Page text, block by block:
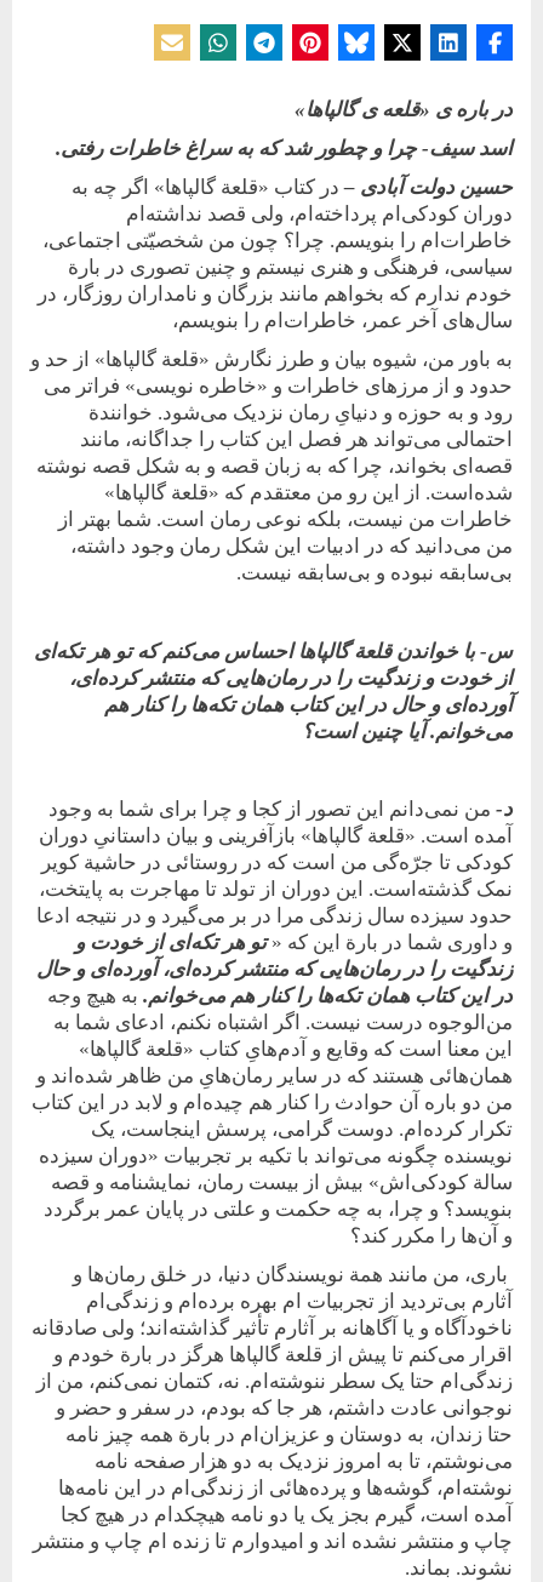
25 مارس 2021
حسین دولت‌آبادی
در باره ی «قلعه ی گالپاها»
اسد سیف- چرا و چطور شد که به سراغ خاطرات رفتی.
حسین دولت آبادی –در کتاب «قلعة گالپاها» اگر چه به
دوران کودکی‌ام پرداخته‌ام، ولی قصد نداشته‌ام
خاطرات‌‌ام را بنویسم. چرا؟ چون من شخصیّتی اجتماعی،
سیاسی، فرهنگی و هنری نیستم و چنین تصوری در بارة
خودم ندارم که بخواهم مانند بزرگان و نامداران روزگار، در
سال‌های آخر عمر، خاطرات‌ام را بنویسم،
به باور من، شیوه بیان و طرز نگارش «قلعة گالپاها» از حد و
حدود و از مرزهای خاطرات و «خاطره نویسی» فراتر می
رود و به حوزه و دنیایِ رمان نزدیک می‌شود. خوانندة
احتمالی می‌تواند هر فصل این کتاب را جداگانه، مانند
قصه‌ای بخواند، چرا که به ‌زبان قصه و به شکل قصه نوشته
شده‌است. از این رو من معتقدم که «قلعة گالپاها»
خاطرات من نیست، بلکه نوعی رمان است. شما بهتر از
من می‌دانید که در ادبیات این ‌شکل رمان‌ وجود داشته،
بی‌سابقه نبوده و بی‌سابقه نیست.
س- با خواندن قلعة گالپاها احساس می‌کنم که تو هر تکه‌ای
از خودت و زندگیت را در رمان‌هایی که منتشر کرده‌ای،
آورده‌ای و حال در این کتاب همان تکه‌ها را کنار هم
می‌خوانم. آیا چنین است؟
د- من نمی‌دانم این تصور از کجا و چرا برای شما به وجود
آمده است. «قلعة گالپاها» باز‌آفرینی و بیان داستانیِ دوران
کودکی تا جرّه‌گی من ‌است که در روستائی در حاشیة کویر
نمک گذشته‌است. این دوران از تولد تا مهاجرت به پایتخت،
حدود سیزده سال زندگی مرا در بر می‌گیرد و در نتیجه ادعا
و داوری شما در بارة این که «تو هر تکه‌ای از خودت و
زندگیت را در رمان‌هایی که منتشر کرده‌ای، آورده‌ای و حال
در این کتاب همان تکه‌ها را کنار هم می‌خوانم. به هیچ وجه
من‌‌الوجوه درست نیست. اگر اشتباه نکنم، ادعای شما به
این معنا است که وقایع و آدم‌هایِ کتاب «قلعة گالپاها»
همان‌هائی هستند که در سایر رمان‌هایِ من ظاهر شده‌اند و
من دو باره آن حوادث را کنار هم چیده‌ام و لابد در این کتاب
تکرار کرده‌ام. دوست گرامی، پرسش اینجاست، یک
نویسنده چگونه می‌تواند با تکیه بر تجربیات «دوران سیزده
سالة کودکی‌اش» بیش از بیست رمان، نمایشنامه و قصه
بنویسد؟ و چرا، به چه حکمت و علتی در پایان عمر برگردد
و آن‌ها را مکرر کند؟
باری، من مانند همة نویسندگان دنیا، در خلق رمان‌ها و
آثارم بی‌تردید از تجربیات ‌ام بهره برده‌ام و زندگی‌ام
ناخودآگاه و یا آگاهانه بر آثارم تأثیر گذاشته‌اند؛ ولی صادقانه
اقرار می‌کنم تا پیش از قلعة گالپاها هرگز در بارة خودم و
زندگی‌‌ام حتا یک سطر ننوشته‌ام. نه، کتمان نمی‌کنم، من از
نوجوانی عادت داشتم، هر جا که بودم، در سفر و حضر و
حتا زندان، به دوستان و عزیزان‌ام در بارة همه چیز نامه
می‌نوشتم، تا به امروز نزدیک به دو هزار صفحه نامه
نوشته‌ام، گوشه‌ها و پرده‌هائی از زندگی‌ام در این نامه‌ها
آمده است، گیرم بجز یک یا دو نامه هیچکدام در هیچ کجا
چاپ و منتشر نشده اند و امیدوارم تا زنده ام چاپ و منتشر
نشوند. بماند.